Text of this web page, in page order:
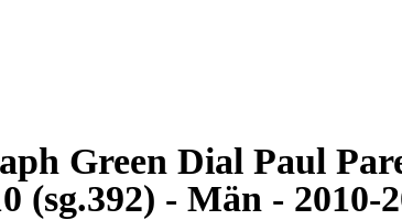
Green Dial Paul
(sg.392) - Män - 2010-